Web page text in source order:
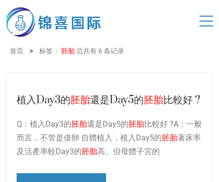
首页 > 标签： 胚胎 总共有 6 条记录
植入Day3的胚胎還是Day5的胚胎比較好 ?
Q：植入Day3的胚胎還是Day5的胚胎比較好 ?A：一般
而言，不管是借卵 自體植入，植入Day5的胚胎著床率
及活產率較Day3的胚胎高。但母體子宮的